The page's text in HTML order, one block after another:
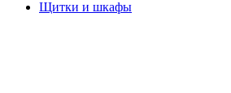
Щитки и шкафы